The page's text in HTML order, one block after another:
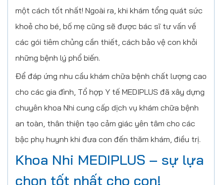
một cách tốt nhất! Ngoài ra, khi khám tổng quát sức
khoẻ cho bé, bố mẹ cũng sẽ được bác sĩ tư vấn về
các gói tiêm chủng cần thiết, cách bảo vệ con khỏi
những bệnh lý phổ biến.
Để đáp ứng nhu cầu khám chữa bệnh chất lượng cao
cho các gia đình, Tổ hợp Y tế MEDIPLUS đã xây dựng
chuyên khoa Nhi cung cấp dịch vụ khám chữa bệnh
an toàn, thân thiện tạo cảm giác yên tâm cho các
bậc phụ huynh khi đưa con đến thăm khám, điều trị.
Khoa Nhi MEDIPLUS – sự lựa
chọn tốt nhất cho con!